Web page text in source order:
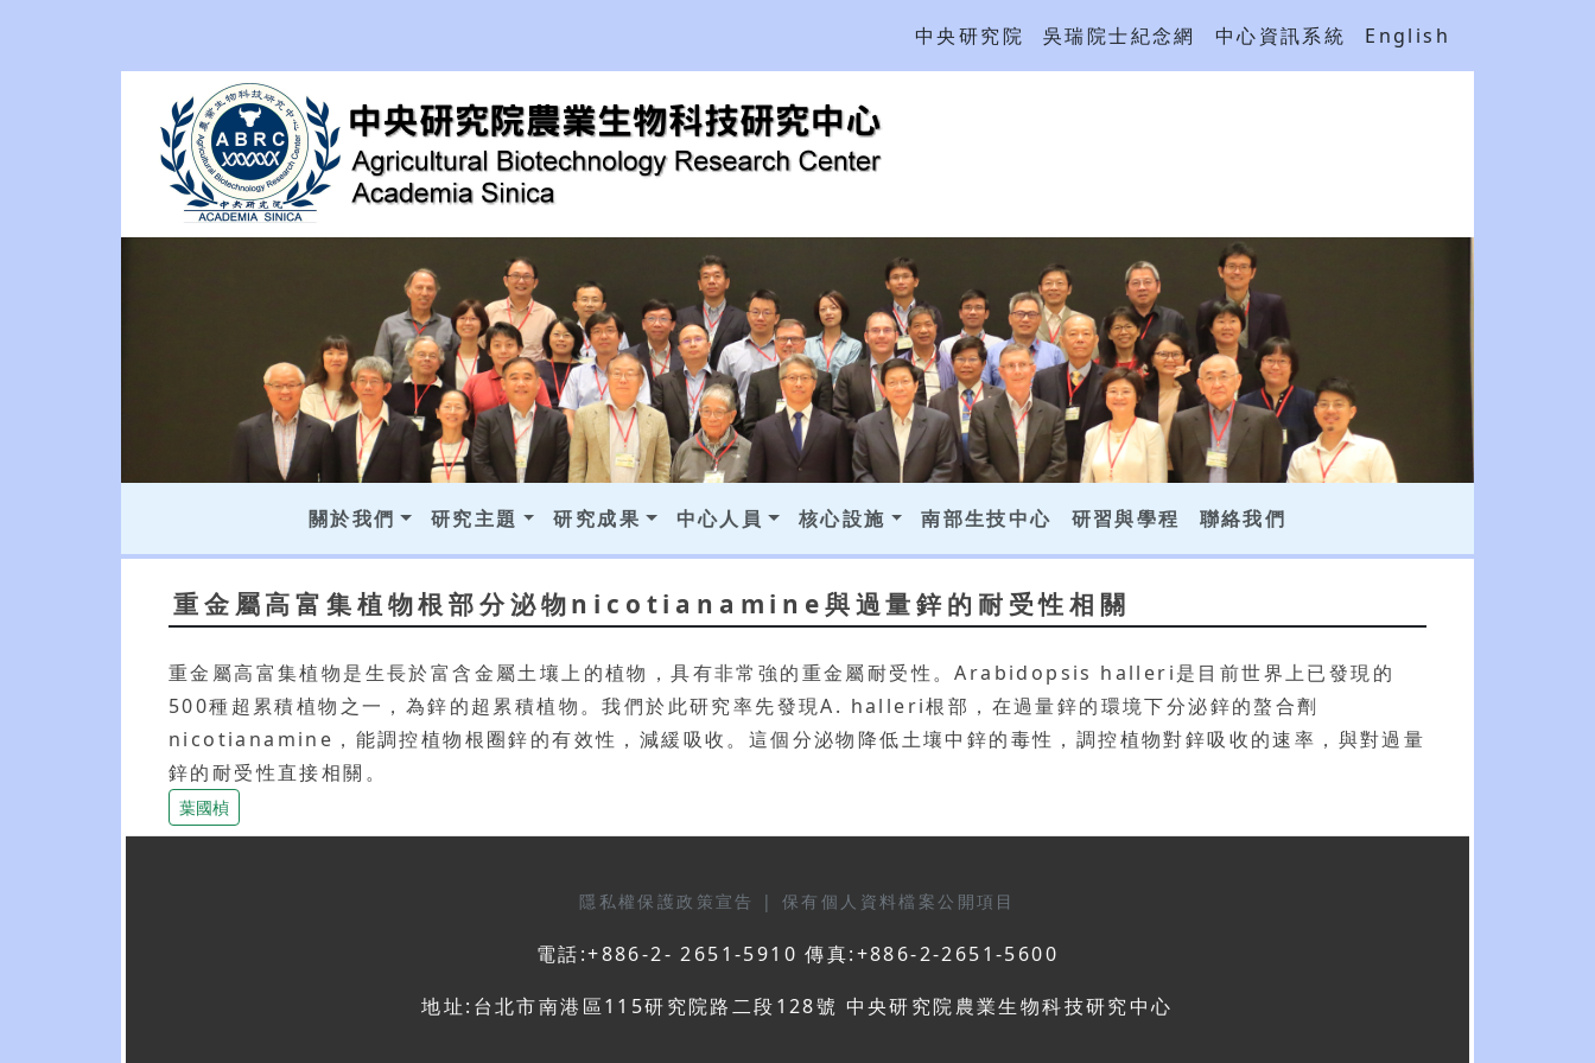
中央研究院 吳瑞院士紀念網 中心資訊系統 English
關於我們 研究主題 研究成果 中心人員 核心設施 南部生技中心 研習與學程 聯絡我們
重金屬高富集植物根部分泌物nicotianamine與過量鋅的耐受性相關
重金屬高富集植物是生長於富含金屬土壤上的植物，具有非常強的重金屬耐受性。Arabidopsis halleri是目前世界上已發現的
500種超累積植物之一，為鋅的超累積植物。我們於此研究率先發現A. halleri根部，在過量鋅的環境下分泌鋅的螯合劑
nicotianamine，能調控植物根圈鋅的有效性，減緩吸收。這個分泌物降低土壤中鋅的毒性，調控植物對鋅吸收的速率，與對過量
鋅的耐受性直接相關。
葉國楨
隱私權保護政策宣告 | 保有個人資料檔案公開項目
電話:+886-2- 2651-5910 傳真:+886-2-2651-5600
地址:台北市南港區115研究院路二段128號 中央研究院農業生物科技研究中心